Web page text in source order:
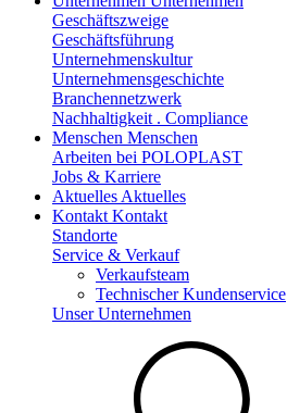
Geschäftszweige
Geschäftsführung
Unternehmenskultur
Unternehmensgeschichte
Branchennetzwerk
Nachhaltigkeit . Compliance
Menschen Menschen
Arbeiten bei POLOPLAST
Jobs & Karriere
Aktuelles Aktuelles
Kontakt Kontakt
Standorte
Service & Verkauf
Verkaufsteam
Technischer Kundenservice
Unser Unternehmen